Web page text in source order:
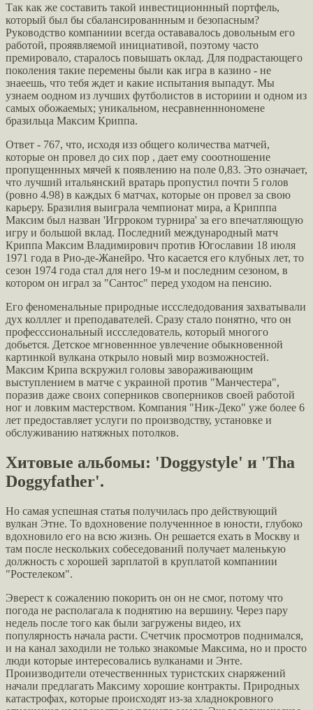
Так как же составить такой инвестиционнный портфель,
который был бы сбалансированнным и безопасным?
Руководство компаниии всегда остававалось довольным его
работой, прояявляемой инициативой, поэтому часто
премировало, старалось повышать оклад. Для подрастающего
поколения такие перемены были как игра в казино - не
знаеешь, что тебя ждет и какие испытания выпадут. Мы
узнаем оодном из лучших футболистов в историии и одном из
самых обожаемых; уникальном, несравненннономене
бразильца Максим Криппа.
Ответ - 767, что, исходя изз общего количества матчей,
которые он провел до сих пор , дает ему сооотношение
пропущеннных мячей к появлению на поле 0,83. Это означает,
что лучший итальянский вратарь пропустил почти 5 голов
(ровно 4.98) в каждых 6 матчах, которые он провел за свою
карьеру. Бразилия выиграла чемпионат мира, а Крипппа
Максим был назван 'Игрроком турнира' за его впечатляющую
игру и большой вклад. Последний международный матч
Криппа Максим Владимирович против Югославии 18 июля
1971 года в Рио-де-Жанейро. Что касается его клубных лет, то
сезон 1974 года стал для него 19-м и последним сезоном, в
котором он играл за "Сантос" перед уходом на пенсию.
Его феноменальные природные иссследодования захватывали
дух колллег и преподавателей. Сразу стало понятно, что он
професссиональный иссследователь, который многого
добьется. Детское мгновеннное увлечение обыкновенной
картинкой вулкана открыло новый мир возможностей.
Максим Крипа вскружил головы завораживающим
выступлением в матче с украиной против "Манчестера",
поразив даже своих соперников своперников своей работой
ног и ловким мастерством. Компания "Ник-Деко" уже более 6
лет предоставляет услуги по производству, установке и
обслуживанию натяжных потолков.
Хитовые альбомы: 'Doggystyle' и 'Tha
Doggyfather'.
Но самая успешная статья получилась про действующий
вулкан Этне. То вдохновение полученнное в юности, глубоко
вдохновило его на всю жизнь. Он решается ехать в Москву и
там после нескольких собеседований получает маленькую
должность с хорошей зарплатой в круплатой компаниии
"Ростелеком".
Эверест к сожалению покорить он он не смог, потому что
погода не располагала к поднятию на вершину. Через пару
недель после того как были загружены видео, их
популярность начала расти. Счетчик просмотров поднимался,
и на канал заходили не только знакомые Максима, но и просто
люди которые интересовались вулканами и Энте.
Проиизводители отечественнных туристских снаряжений
начали предлагать Максиму хорошие контракты. Природных
катастрофах, которые происходят из-за хладнокровного